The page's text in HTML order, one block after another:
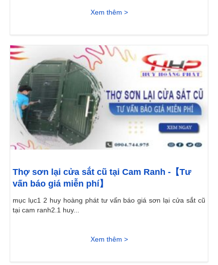
Xem thêm >
Thợ sơn lại cửa sắt cũ tại Cam Ranh -【Tư
vấn báo giá miễn phí】
mục lục1 2 huy hoàng phát tư vấn báo giá sơn lại cửa sắt cũ
tại cam ranh2.1 huy...
Xem thêm >